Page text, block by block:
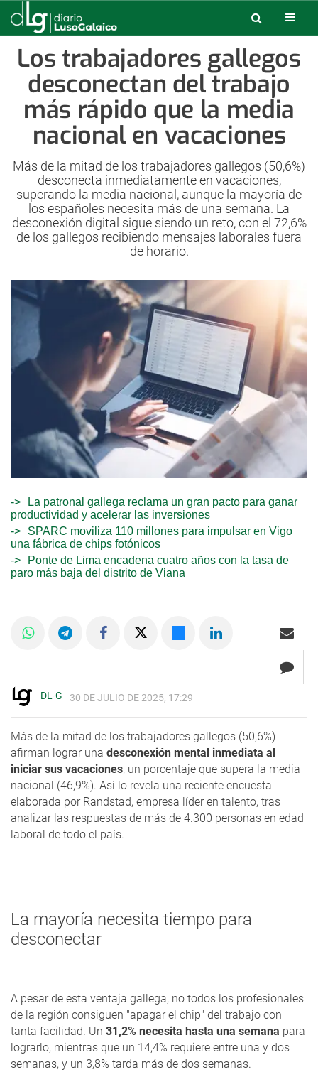
Los trabajadores gallegos
desconectan del trabajo
más rápido que la media
nacional en vacaciones
Más de la mitad de los trabajadores gallegos (50,6%)
desconecta inmediatamente en vacaciones,
superando la media nacional, aunque la mayoría de
los españoles necesita más de una semana. La
desconexión digital sigue siendo un reto, con el 72,6%
de los gallegos recibiendo mensajes laborales fuera
de horario.
La patronal gallega reclama un gran pacto para ganar
productividad y acelerar las inversiones
SPARC moviliza 110 millones para impulsar en Vigo
una fábrica de chips fotónicos
Ponte de Lima encadena cuatro años con la tasa de
paro más baja del distrito de Viana
DL-G 30 DE JULIO DE 2025, 17:29
Más de la mitad de los trabajadores gallegos (50,6%)
afirman lograr una desconexión mental inmediata al
iniciar sus vacaciones, un porcentaje que supera la media
nacional (46,9%). Así lo revela una reciente encuesta
elaborada por Randstad, empresa líder en talento, tras
analizar las respuestas de más de 4.300 personas en edad
laboral de todo el país.
La mayoría necesita tiempo para
desconectar
A pesar de esta ventaja gallega, no todos los profesionales
de la región consiguen "apagar el chip" del trabajo con
tanta facilidad. Un 31,2% necesita hasta una semana para
lograrlo, mientras que un 14,4% requiere entre una y dos
semanas, y un 3,8% tarda más de dos semanas.